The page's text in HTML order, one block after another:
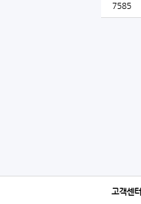
7585
고객센터